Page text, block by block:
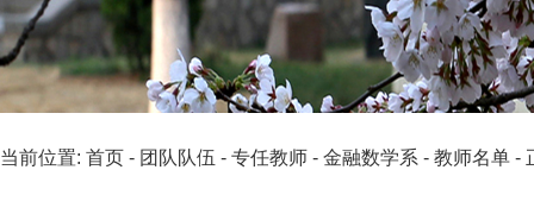
当前位置: 首页 - 团队队伍 - 专任教师 - 金融数学系 - 教师名单 -